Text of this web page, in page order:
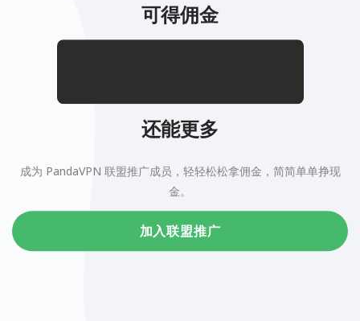
可得佣金
.
还能更多
成为 PandaVPN 联盟推广成员，轻轻松松拿佣金，简简单单挣现
金。
加入联盟推广